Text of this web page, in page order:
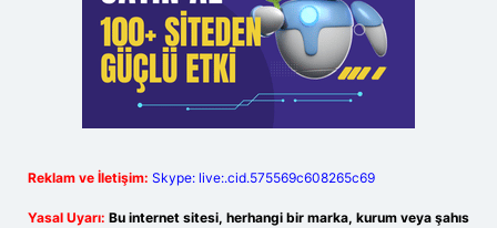
Reklam ve İletişim: Skype: live:.cid.575569c608265c69
Yasal Uyarı: Bu internet sitesi, herhangi bir marka, kurum veya şahıs